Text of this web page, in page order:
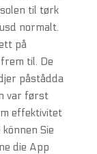
til tørk
normalt.
på
til. De
påstådda
var først
effektivitet
Sie
die App